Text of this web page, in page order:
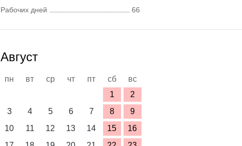
Рабочих дней
66
Август
пн вт ср чт пт сб
вс
1
2
3
4 5 6 7 8
9
10
11 12 13 14 15
16